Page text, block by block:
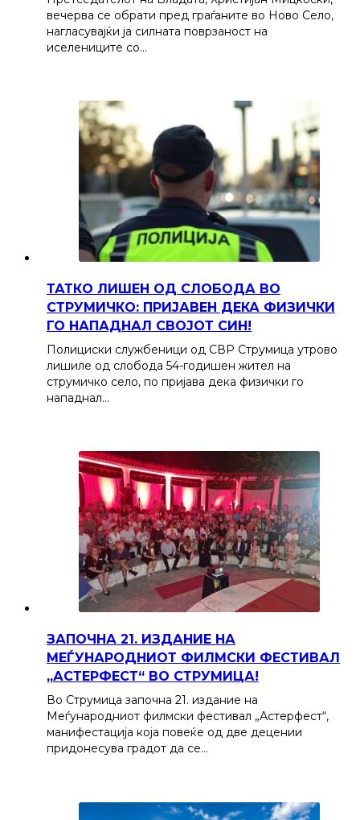
вечерва се обрати пред граѓаните во Ново Село,
нагласувајќи ја силната поврзаност на
иселениците со…
ТАТКО ЛИШЕН ОД СЛОБОДА ВО
СТРУМИЧКО: ПРИЈАВЕН ДЕКА ФИЗИЧКИ
ГО НАПАДНАЛ СВОЈОТ СИН!
Полициски службеници од СВР Струмица утрово
лишиле од слобода 54-годишен жител на
струмичко село, по пријава дека физички го
нападнал…
ЗАПОЧНА 21. ИЗДАНИЕ НА
МЕЃУНАРОДНИОТ ФИЛМСКИ ФЕСТИВАЛ
„АСТЕРФЕСТ“ ВО СТРУМИЦА!
Во Струмица започна 21. издание на
Меѓународниот филмски фестивал „Астерфест“,
манифестација која повеќе од две децении
придонесува градот да се…